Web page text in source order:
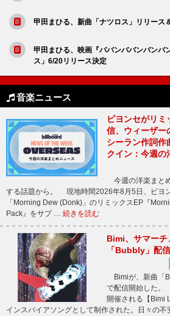
甲田まひる、新曲「ナツロス」リリース
甲田まひる、映画『ババンババンバンバ
ス」6/20リリース決定
音楽ニュース
ビヨンセがリミ
信、ウィーザー
シーラン作詞作
クイン：今週の
今週の洋楽まと
する話題から。 現地時間2026年8月5日、ビヨ
「Morning Dew (Donk)」のリミックスEP『
Pack』をサプ … 続きを読む
Bimi、サマーチ
「Bubbly」配
Bimiが、新曲「
で配信開始した
開催される【Bimi
インスパイアソングとして制作された。日々の